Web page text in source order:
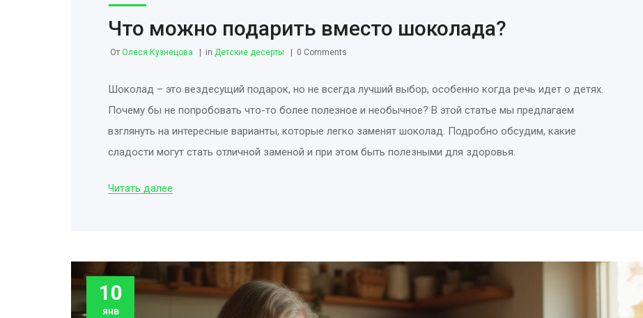
Что можно подарить вместо шоколада?
От Олеся Кузнецова in Детские десерты 0 Comments
Шоколад – это вездесущий подарок, но не всегда лучший выбор, особенно когда речь идет о детях.
Почему бы не попробовать что-то более полезное и необычное? В этой статье мы предлагаем
взглянуть на интересные варианты, которые легко заменят шоколад. Подробно обсудим, какие
сладости могут стать отличной заменой и при этом быть полезными для здоровья.
Читать далее
10
янв